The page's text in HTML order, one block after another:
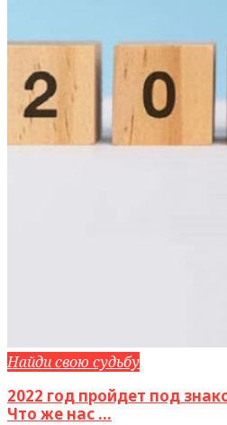
Найди свою судьбу
2022 год пройдет под
Что же нас ...